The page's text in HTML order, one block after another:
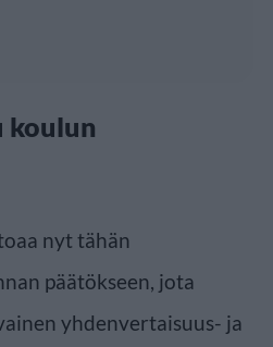
koulun
nyt tähän
päätökseen, jota
yhdenvertaisuus- ja